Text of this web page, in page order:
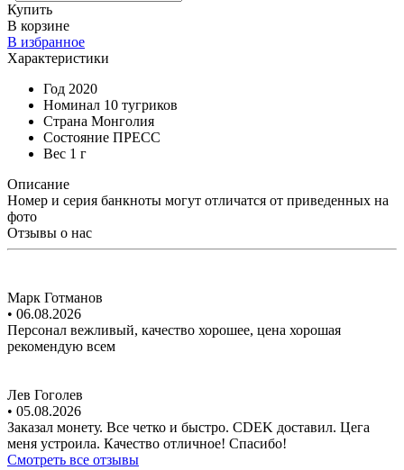
Купить
В корзине
В избранное
Характеристики
Год 2020
Номинал 10 тугриков
Страна Монголия
Состояние ПРЕСС
Вес 1 г
Описание
Номер и серия банкноты могут отличатся от приведенных на
фото
Отзывы о нас
Марк Готманов
• 06.08.2026
Персонал вежливый, качество хорошее, цена хорошая
рекомендую всем
Лев Гоголев
• 05.08.2026
Заказал монету. Все четко и быстро. CDEK доставил. Цега
меня устроила. Качество отличное! Спасибо!
Смотреть все отзывы